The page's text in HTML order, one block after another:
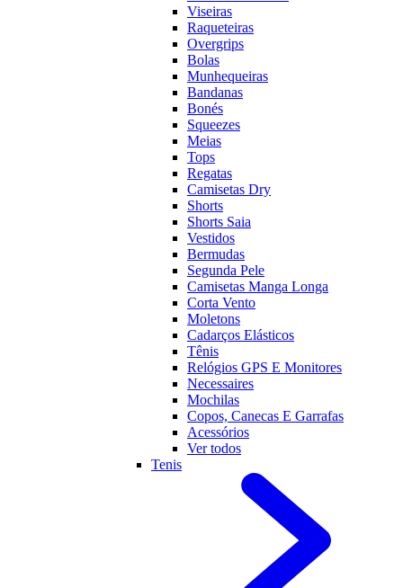
Viseiras
Raqueteiras
Overgrips
Bolas
Munhequeiras
Bandanas
Bonés
Squeezes
Meias
Tops
Regatas
Camisetas Dry
Shorts
Shorts Saia
Vestidos
Bermudas
Segunda Pele
Camisetas Manga Longa
Corta Vento
Moletons
Cadarços Elásticos
Tênis
Relógios GPS E Monitores
Necessaires
Mochilas
Copos, Canecas E Garrafas
Acessórios
Ver todos
Tenis